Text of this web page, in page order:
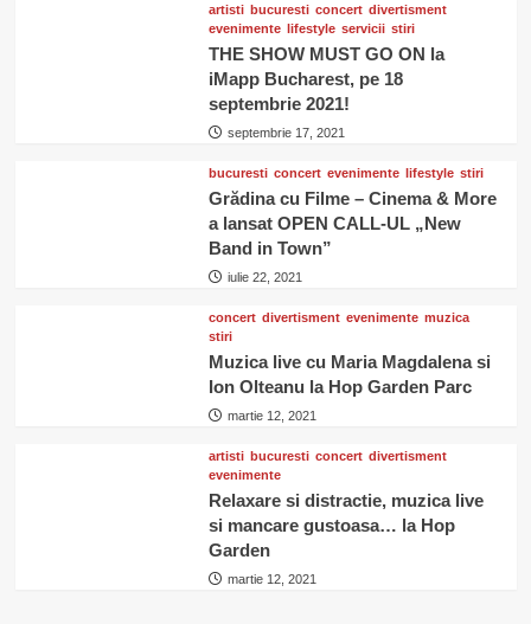
artisti bucuresti concert divertisment
evenimente lifestyle servicii stiri
THE SHOW MUST GO ON la
iMapp Bucharest, pe 18
septembrie 2021!
septembrie 17, 2021
bucuresti concert evenimente lifestyle stiri
Grădina cu Filme – Cinema & More
a lansat OPEN CALL-UL „New
Band in Town”
iulie 22, 2021
concert divertisment evenimente muzica
stiri
Muzica live cu Maria Magdalena si
Ion Olteanu la Hop Garden Parc
martie 12, 2021
artisti bucuresti concert divertisment
evenimente
Relaxare si distractie, muzica live
si mancare gustoasa… la Hop
Garden
martie 12, 2021